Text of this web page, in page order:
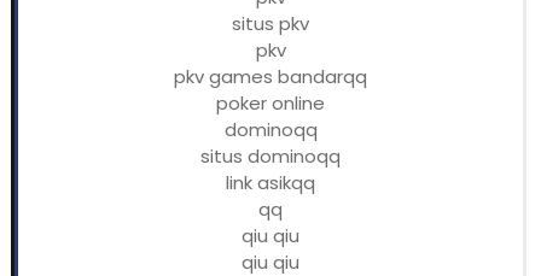
situs pkv
pkv
pkv games bandarqq
poker online
dominoqq
situs dominoqq
link asikqq
qq
qiu qiu
qiu qiu